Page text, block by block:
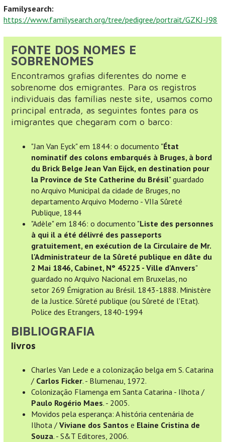
Familysearch:
https://www.familysearch.org/tree/pedigree/portrait/GZKJ-J98
FONTE DOS NOMES E
SOBRENOMES
Encontramos grafias diferentes do nome e
sobrenome dos emigrantes. Para os registros
individuais das famílias neste site, usamos como
principal entrada, as seguintes fontes para os
imigrantes que chegaram com o barco:
"Jan Van Eyck" em 1844: o documento "État
nominatif des colons embarqués à Bruges, à bord
du Brick Belge Jean Van Eijck, en destination pour
la Province de Ste Catherine du Brésil" guardado
no Arquivo Municipal da cidade de Bruges, no
departamento Arquivo Moderno - VIIa Sûreté
Publique, 1844
"Adèle" em 1846: o documento "Liste des personnes
à qui il a été délivré des passeports
gratuitement, en exécution de la Circulaire de Mr.
l'Administrateur de la Sûreté publique en dâte du
2 Mai 1846, Cabinet, N° 45225 - Ville d'Anvers"
guardado no Arquivo Nacional em Bruxelas, no
setor 269 Émigration au Brésil. 1843-1888. Ministère
de la Justice. Sûreté publique (ou Sûreté de l'Etat).
Police des Etrangers, 1840-1994
BIBLIOGRAFIA
livros
Charles Van Lede e a colonização belga em S. Catarina
/ Carlos Ficker. - Blumenau, 1972.
Colonização Flamenga em Santa Catarina - Ilhota /
Paulo Rogério Maes. - 2005.
Movidos pela esperança: A história centenária de
Ilhota / Viviane dos Santos e Elaine Cristina de
Souza. - S&T Editores, 2006.